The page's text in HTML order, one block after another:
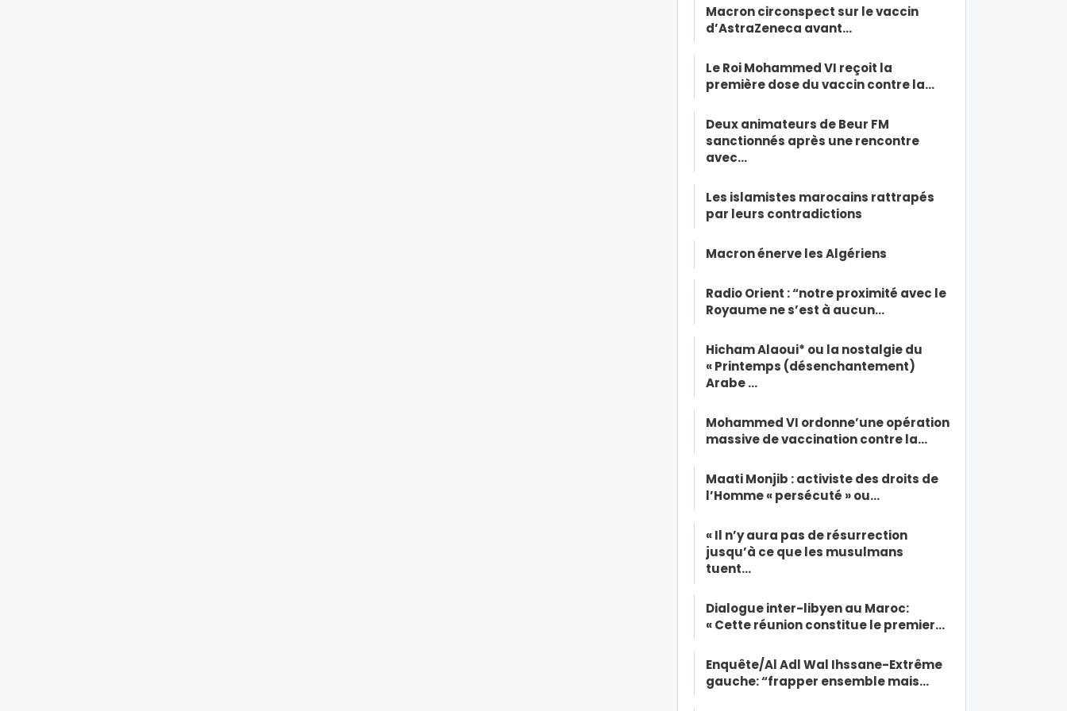
Macron circonspect sur le vaccin
d’AstraZeneca avant…
Le Roi Mohammed VI reçoit la
première dose du vaccin contre la…
Deux animateurs de Beur FM
sanctionnés après une rencontre
avec…
Les islamistes marocains rattrapés
par leurs contradictions
Macron énerve les Algériens
Radio Orient : “notre proximité avec le
Royaume ne s’est à aucun…
Hicham Alaoui* ou la nostalgie du
« Printemps (désenchantement)
Arabe …
Mohammed VI ordonne’une opération
massive de vaccination contre la…
Maati Monjib : activiste des droits de
l’Homme « persécuté » ou…
« Il n’y aura pas de résurrection
jusqu’à ce que les musulmans
tuent…
Dialogue inter-libyen au Maroc:
« Cette réunion constitue le premier…
Enquête/Al Adl Wal Ihssane-Extrême
gauche: “frapper ensemble mais…